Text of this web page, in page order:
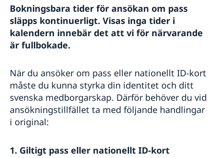
Ambassadens reseinformation
Aktuella händelser
Allmänna säkerhetsläget
Terrorism
Hälso- och sjukvård
Lokala lagar och sedvänjor
Kriminalitet och personlig säkerhet
Trafiksäkerhet
Resa i landet
Resa med husdjur
Om Österrike
Inför resa
Nödsituation
Bokningsbara tider för ansökan om pass
släpps kontinuerligt. Visas inga tider i
kalendern innebär det att vi för närvarande
är fullbokade.
När du ansöker om pass eller nationellt ID-kort
måste du kunna styrka din identitet och ditt
svenska medborgarskap. Därför behöver du vid
ansökningstillfället ta med följande handlingar
i original:
1. Giltigt pass eller nationellt ID-kort